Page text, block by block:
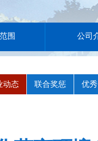
围 公司
动态 联合奖惩 优